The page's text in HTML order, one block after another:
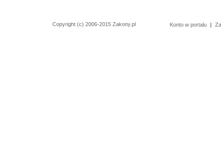
Copyright (c) 2006-2015 Zakony.pl Konto w portalu |